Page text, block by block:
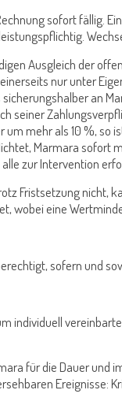
sofort fällig.
Ausgleich der
nur unter
an
seiner
mehr als 10 %, so
Marmara sofort
zur Intervention
Fristsetzung nicht,
wobei eine
sofern und
individuell
für die Dauer
Ereignisse: